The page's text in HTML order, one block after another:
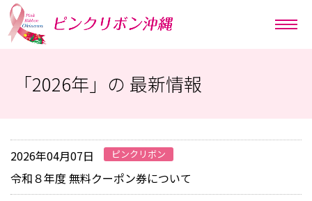
「2026年」の 最新情報
2026年04月07日 ピンクリボン
令和８年度 無料クーポン券について